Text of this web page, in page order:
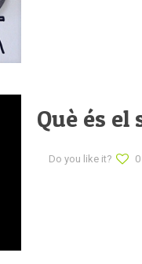
Què és el
Do you like it? 0